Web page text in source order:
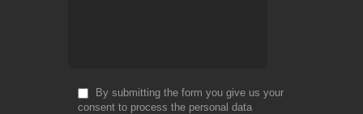
By submitting the form you give us your
consent to process the personal data